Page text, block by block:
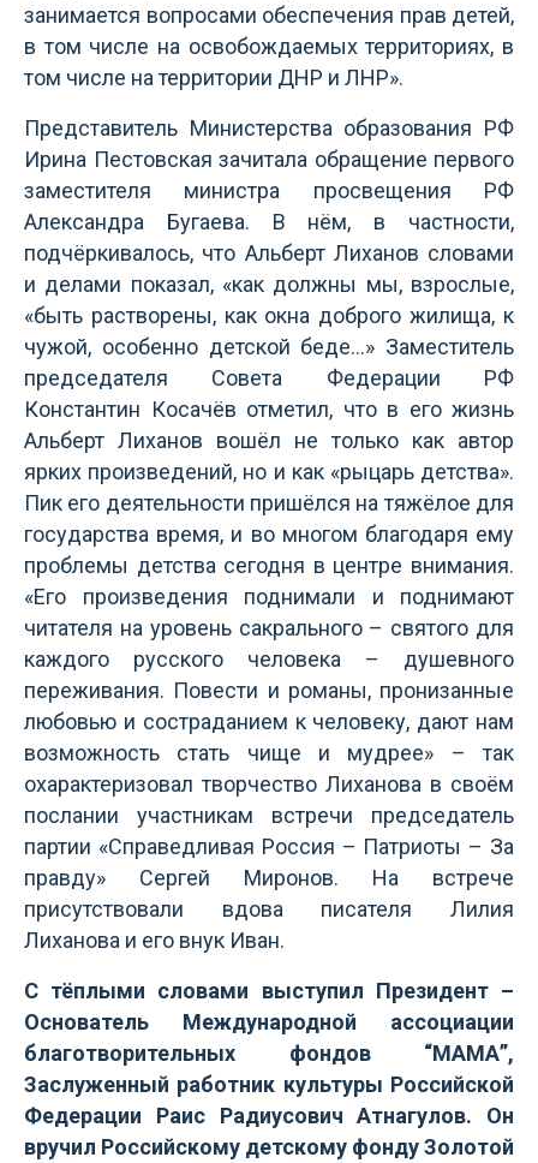
занимается вопросами обеспечения прав детей,
в том числе на освобождаемых территориях, в
том числе на территории ДНР и ЛНР».
Представитель Министерства образования РФ
Ирина Пестовская зачитала обращение первого
заместителя министра просвещения РФ
Александра Бугаева. В нём, в частности,
подчёркивалось, что Альберт Лиханов словами
и делами показал, «как должны мы, взрослые,
«быть растворены, как окна доброго жилища, к
чужой, особенно детской беде…» Заместитель
председателя Совета Федерации РФ
Константин Косачёв отметил, что в его жизнь
Альберт Лиханов вошёл не только как автор
ярких произведений, но и как «рыцарь детства».
Пик его деятельности пришёлся на тяжёлое для
государства время, и во многом благодаря ему
проблемы детства сегодня в центре внимания.
«Его произведения поднимали и поднимают
читателя на уровень сакрального – святого для
каждого русского человека – душевного
переживания. Повести и романы, пронизанные
любовью и состраданием к человеку, дают нам
возможность стать чище и мудрее» – так
охарактеризовал творчество Лиханова в своём
послании участникам встречи председатель
партии «Справедливая Россия – Патриоты – За
правду» Сергей Миронов. На встрече
присутствовали вдова писателя Лилия
Лиханова и его внук Иван.
С тёплыми словами выступил Президент –
Основатель Международной ассоциации
благотворительных фондов “МАМА”,
Заслуженный работник культуры Российской
Федерации Раис Радиусович Атнагулов. Он
вручил Российскому детскому фонду Золотой